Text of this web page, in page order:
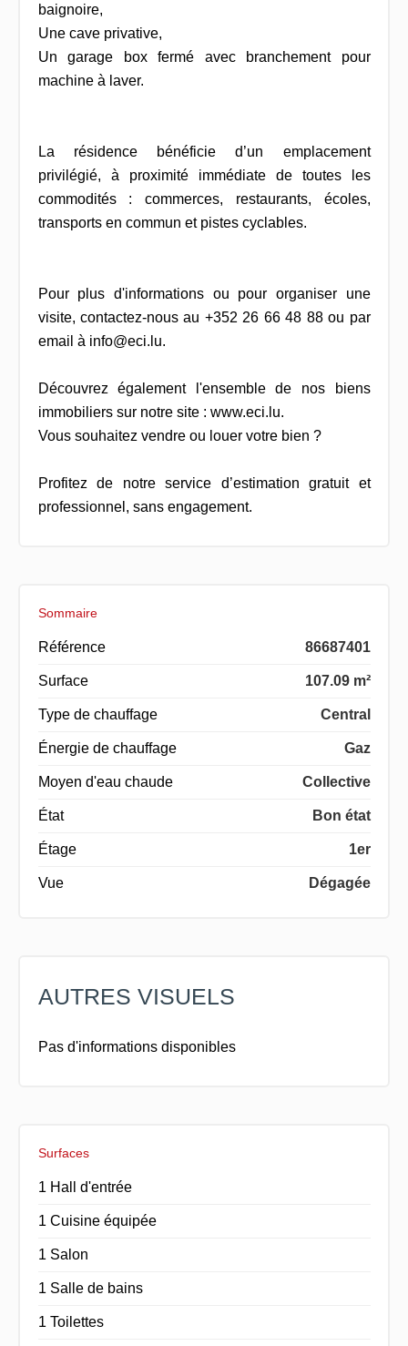
baignoire,
Une cave privative,
Un garage box fermé avec branchement pour
machine à laver.
La résidence bénéficie d’un emplacement
privilégié, à proximité immédiate de toutes les
commodités : commerces, restaurants, écoles,
transports en commun et pistes cyclables.
Pour plus d'informations ou pour organiser une
visite, contactez-nous au +352 26 66 48 88 ou par
email à info@eci.lu.
Découvrez également l'ensemble de nos biens
immobiliers sur notre site : www.eci.lu.
Vous souhaitez vendre ou louer votre bien ?
Profitez de notre service d’estimation gratuit et
professionnel, sans engagement.
Sommaire
Référence 86687401
Surface 107.09 m²
Type de chauffage Central
Énergie de chauffage Gaz
Moyen d'eau chaude Collective
État Bon état
Étage 1er
Vue Dégagée
AUTRES VISUELS
Pas d'informations disponibles
Surfaces
1 Hall d'entrée
1 Cuisine équipée
1 Salon
1 Salle de bains
1 Toilettes